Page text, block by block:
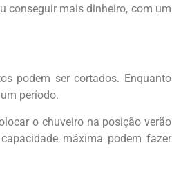
conseguir mais dinheiro, com um
podem ser cortados. Enquanto
período.
o chuveiro na posição verão
máxima podem fazer